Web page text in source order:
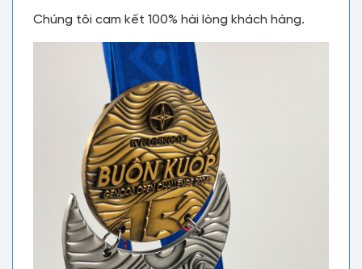
Chúng tôi cam kết 100% hài lòng khách hàng.